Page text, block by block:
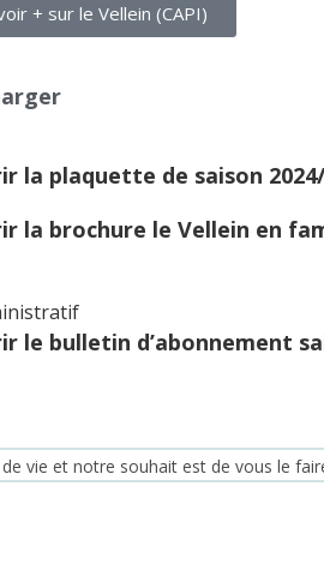
+ sur le Vellein (CAPI)
la plaquette de saison
la brochure le Vellein en
le bulletin d’abonnement
vie et notre souhait est de vous le